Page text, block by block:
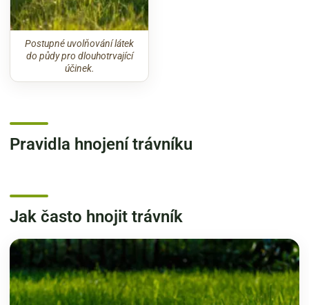
Postupné uvolňování látek
do půdy pro dlouhotrvající
účinek.
Pravidla hnojení trávníku
Jak často hnojit trávník